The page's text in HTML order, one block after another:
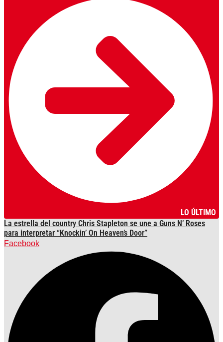
LO ÚLTIMO
La estrella del country Chris Stapleton se une a Guns N’ Roses
para interpretar “Knockin’ On Heaven’s Door”
Facebook